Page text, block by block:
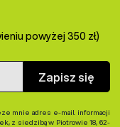
powyżej 350 zł)
Zapisz się
mnie adres e-mail informacji
z siedzibą w Piotrowie 18, 62-